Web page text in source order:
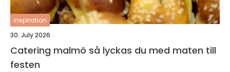
inspiration
30. July 2026
Catering malmö så lyckas du med maten till
festen